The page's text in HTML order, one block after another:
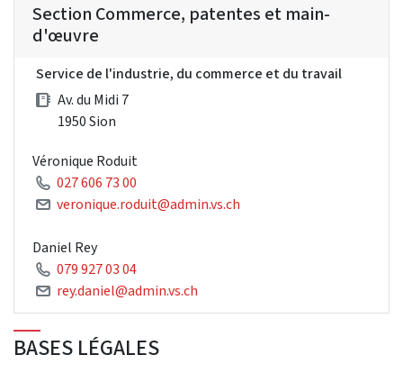
Section Commerce, patentes et main-
d'œuvre
Service de l'industrie, du commerce et du travail
Av. du Midi 7
1950 Sion
Véronique Roduit
027 606 73 00
veronique.roduit@admin.vs.ch
Daniel Rey
079 927 03 04
rey.daniel@admin.vs.ch
BASES LÉGALES